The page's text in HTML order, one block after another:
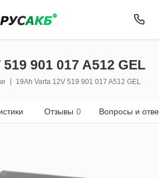
901 017 A512 GEL
19Ah Varta 12V 519 901 017 A512 GEL
Отзывы 0 Вопросы и